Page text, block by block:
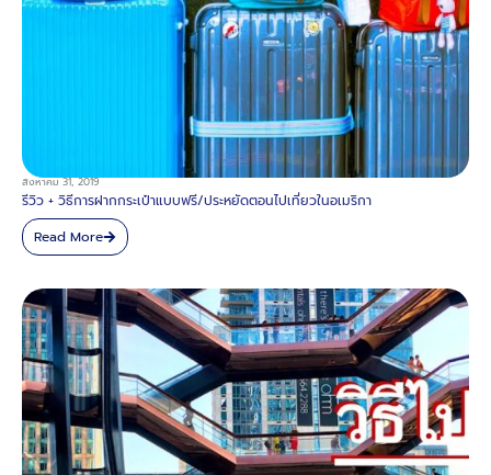
สิงหาคม 31, 2019
รีวิว + วิธีการฝากกระเป๋าแบบฟรี/ประหยัดตอนไปเที่ยวในอเมริกา
Read More